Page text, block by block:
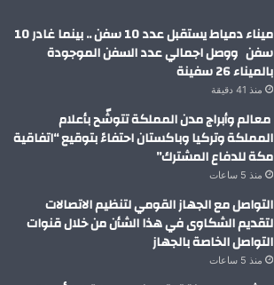
ميناء دمياط يستقبل عدد 10 سفن .. بينما غادر 10
سفن ووصل اجمالي عدد السفن الموجودة
بالميناء 26 سفينة
منذ 41 دقيقة
معالم وأبراج مدن المملكة تتوشّح بأعلام
المملكة وتركيا وباكستان احتفاءً بتوقيع “اتفاقية
مكة للدفاع المشترك”
منذ 5 ساعات
التواصل مع الجهاز القومي لتنظيم الاتصالات
لتقديم الشكاوى في هذا الشأن من خلال قنوات
التواصل الخاصة بالجهاز
منذ 5 ساعات